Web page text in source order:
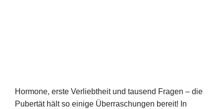
Hormone, erste Verliebtheit und tausend Fragen – die
Pubertät hält so einige Überraschungen bereit! In